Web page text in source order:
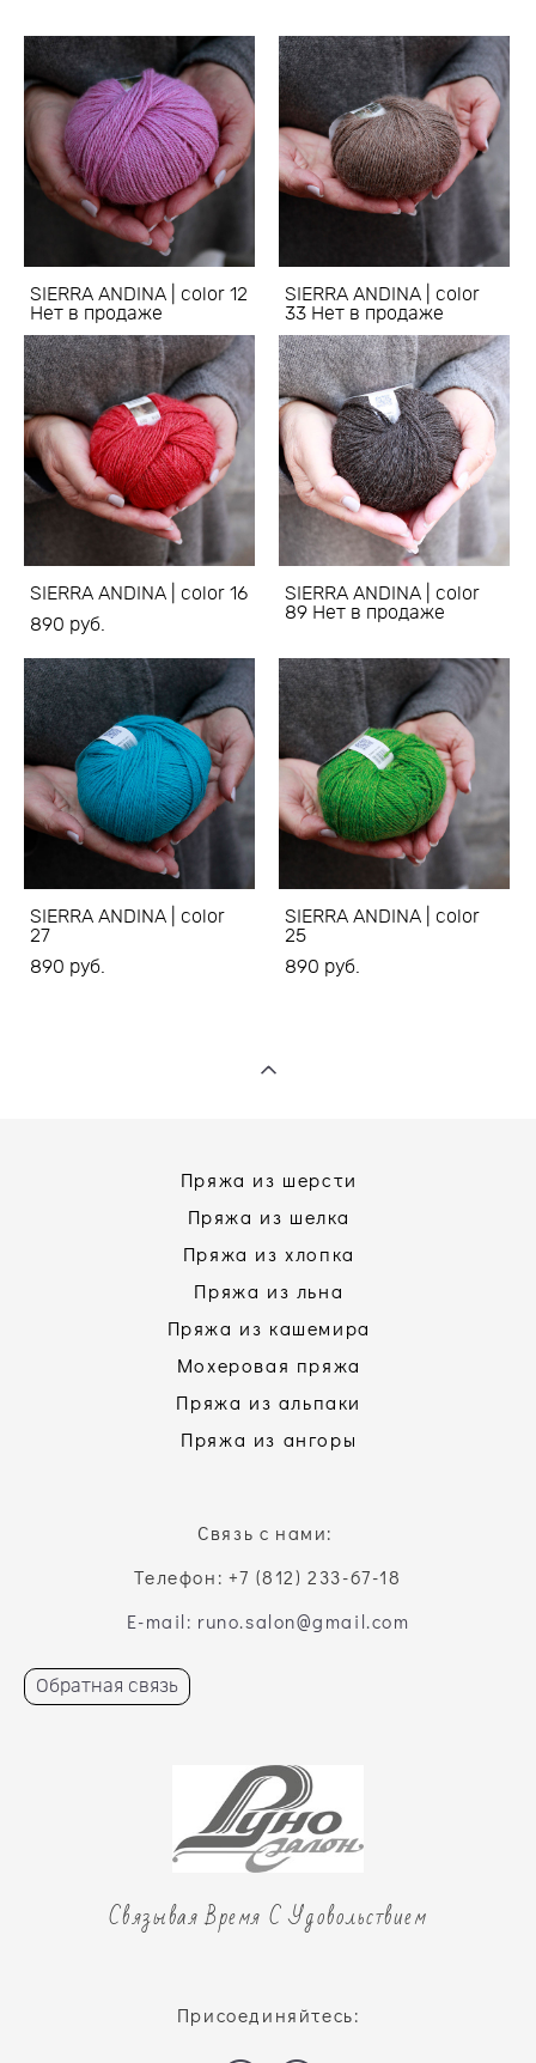
SIERRA ANDINA | color 12
Нет в продаже
SIERRA ANDINA | color
33 Нет в продаже
SIERRA ANDINA | color 16
890 pуб.
SIERRA ANDINA | color
89 Нет в продаже
SIERRA ANDINA | color
27
890 pуб.
SIERRA ANDINA | color
25
890 pуб.
Пряжа из шерсти
Пряжа из шелка
Пряжа из хлопка
Пряжа из льна
Пряжа из кашемира
Мохеровая пряжа
Пряжа из альпаки
Пряжа из ангоры
Связь с нами:
Телефон: +7 (812) 233-67-18
E-mail: runo.salon@gmail.com
Обратная связь
Связывая Время С Удовольствием
Присоединяйтесь: